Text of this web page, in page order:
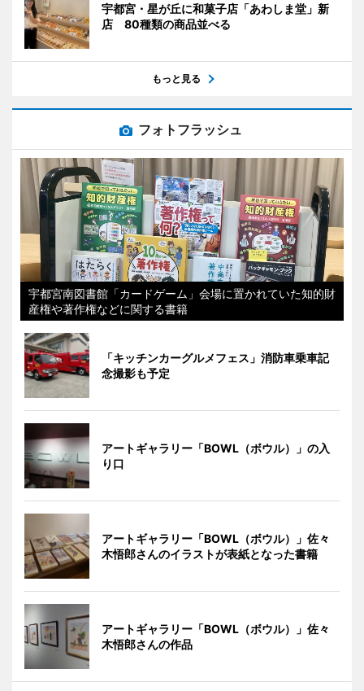
宇都宮・星が丘に和菓子店「あわしま堂」新
店 80種類の商品並べる
もっと見る
フォトフラッシュ
宇都宮南図書館「カードゲーム」会場に置かれていた知的財
産権や著作権などに関する書籍
「キッチンカーグルメフェス」消防車乗車記
念撮影も予定
アートギャラリー「BOWL（ボウル）」の入
り口
アートギャラリー「BOWL（ボウル）」佐々
木悟郎さんのイラストが表紙となった書籍
アートギャラリー「BOWL（ボウル）」佐々
木悟郎さんの作品